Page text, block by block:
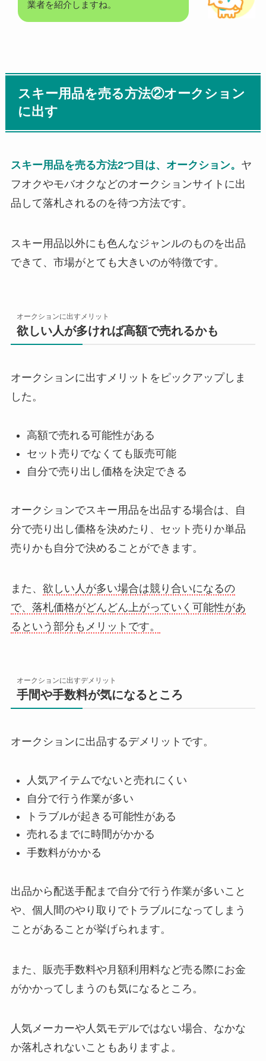
業者を紹介しますね。
スキー用品を売る方法②オークション
に出す
スキー用品を売る方法2つ目は、オークション。 ヤ
フオクやモバオクなどのオークションサイトに出
品して落札されるのを待つ方法です。
スキー用品以外にも色んなジャンルのものを出品
できて、市場がとても大きいのが特徴です。
オークションに出すメリット
欲しい人が多ければ高額で売れるかも
オークションに出すメリットをピックアップしま
した。
高額で売れる可能性がある
セット売りでなくても販売可能
自分で売り出し価格を決定できる
オークションでスキー用品を出品する場合は、自
分で売り出し価格を決めたり、セット売りか単品
売りかも自分で決めることができます。
また、 欲しい人が多い場合は競り合いになるの
で、落札価格がどんどん上がっていく可能性があ
るという部分もメリットです。
オークションに出すデメリット
手間や手数料が気になるところ
オークションに出品するデメリットです。
人気アイテムでないと売れにくい
自分で行う作業が多い
トラブルが起きる可能性がある
売れるまでに時間がかかる
手数料がかかる
出品から配送手配まで自分で行う作業が多いこと
や、個人間のやり取りでトラブルになってしまう
ことがあることが挙げられます。
また、販売手数料や月額利用料など売る際にお金
がかかってしまうのも気になるところ。
人気メーカーや人気モデルではない場合、なかな
か落札されないこともありますよ。